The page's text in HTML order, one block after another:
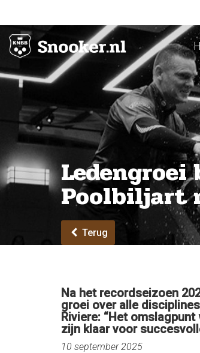
Ledengroei
Poolbiljart
Terug
Na het recordseizoen
groei over alle
Riviere: “Het
zijn klaar voor
10 september 2025